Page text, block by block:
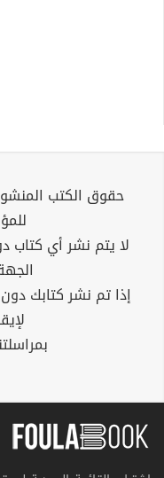
حقوق الكتب
لا يتم نشر أي
إذا تم نشر كتابك